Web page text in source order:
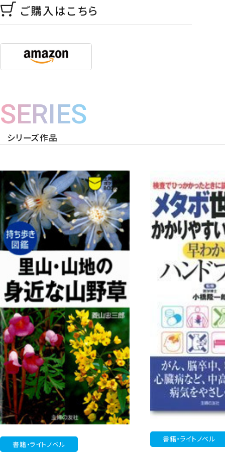
ご購入はこちら
SERIES
シリーズ作品
書籍・ライトノベル
書籍・ライトノベル